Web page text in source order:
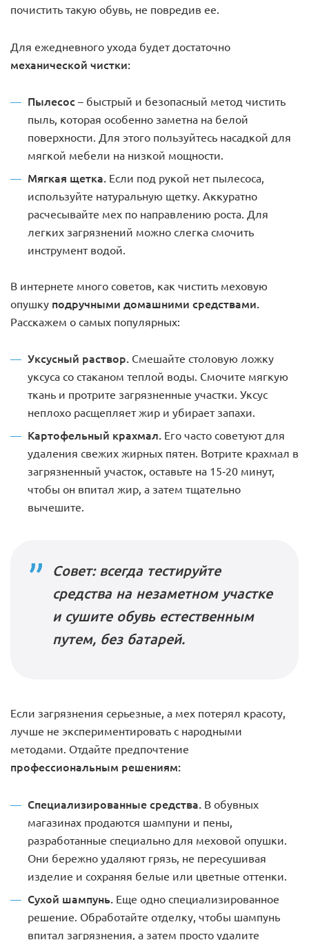
почистить такую обувь, не повредив ее.
Для ежедневного ухода будет достаточно
механической чистки:
Пылесос – быстрый и безопасный метод чистить
пыль, которая особенно заметна на белой
поверхности. Для этого пользуйтесь насадкой для
мягкой мебели на низкой мощности.
Мягкая щетка.Если под рукой нет пылесоса,
используйте натуральную щетку. Аккуратно
расчесывайте мех по направлению роста. Для
легких загрязнений можно слегка смочить
инструмент водой.
В интернете много советов, как чистить меховую
опушку подручными домашними средствами.
Расскажем о самых популярных:
Уксусный раствор. Смешайте столовую ложку
уксуса со стаканом теплой воды. Смочите мягкую
ткань и протрите загрязненные участки. Уксус
неплохо расщепляет жир и убирает запахи.
Картофельный крахмал. Его часто советуют для
удаления свежих жирных пятен. Вотрите крахмал в
загрязненный участок, оставьте на 15-20 минут,
чтобы он впитал жир, а затем тщательно
вычешите.
Совет: всегда тестируйте
средства на незаметном участке
и сушите обувь естественным
путем, без батарей.
Если загрязнения серьезные, а мех потерял красоту,
лучше не экспериментировать с народными
методами. Отдайте предпочтение
профессиональным решениям:
Специализированные средства.В обувных
магазинах продаются шампуни и пены,
разработанные специально для меховой опушки.
Они бережно удаляют грязь, не пересушивая
изделие и сохраняя белые или цветные оттенки.
Сухой шампунь.Еще одно специализированное
решение. Обработайте отделку, чтобы шампунь
впитал загрязнения, а затем просто удалите